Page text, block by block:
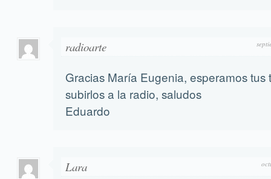
radioarte
Gracias María Eugenia, esperamos tus
subirlos a la radio, saludos
Eduardo
Lara